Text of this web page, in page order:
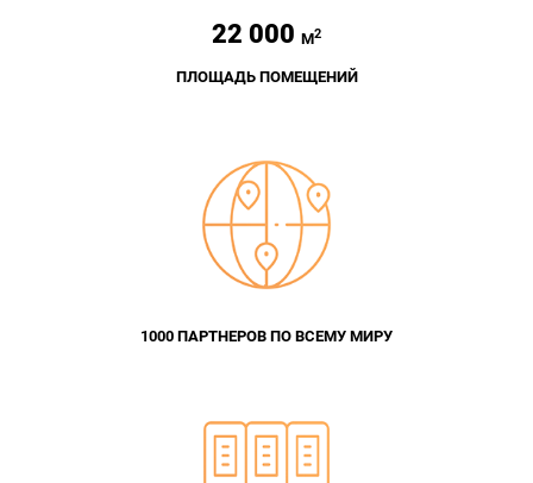
22 000 М2
ПЛОЩАДЬ ПОМЕЩЕНИЙ
1000 ПАРТНЕРОВ ПО ВСЕМУ МИРУ